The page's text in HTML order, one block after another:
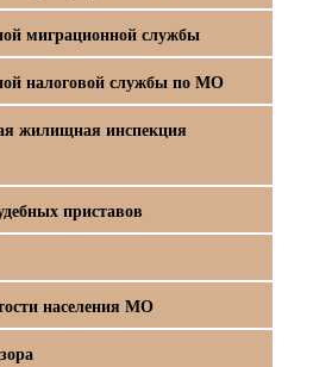
миграционной службы
налоговой службы по МО
жилищная инспекция
приставов
населения МО